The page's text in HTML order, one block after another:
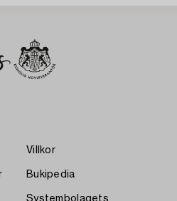
Villkor
Bukipedia
Systembolagets